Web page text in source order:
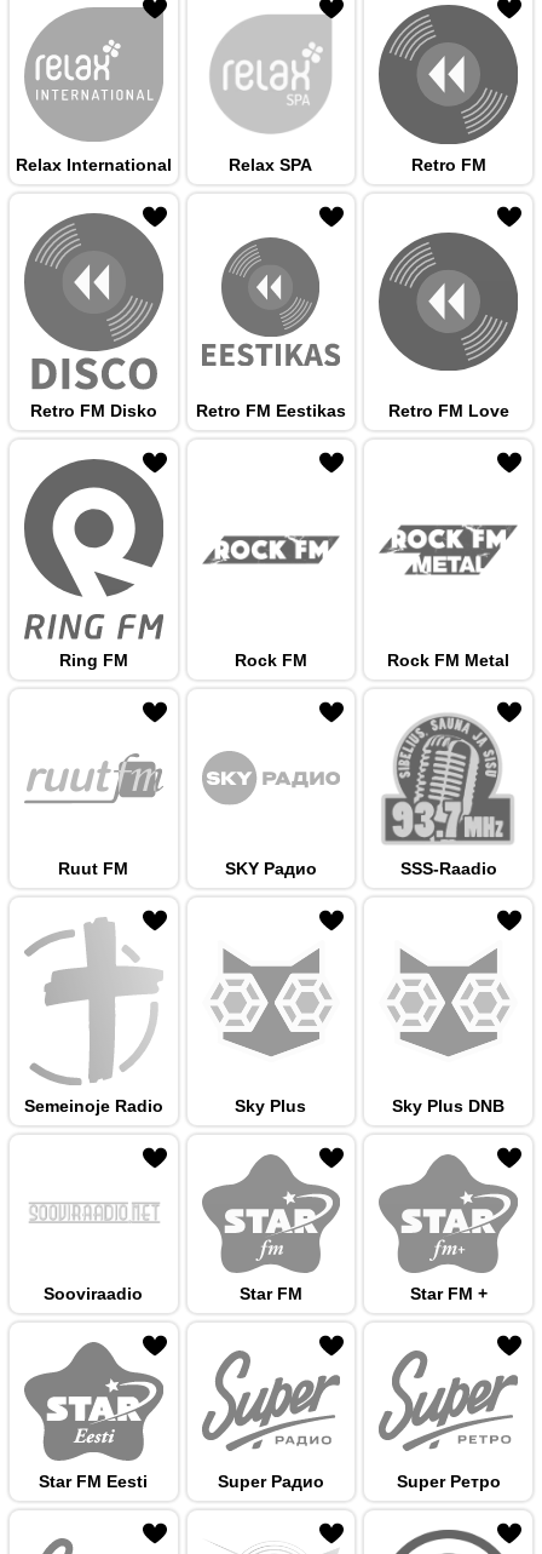
Relax International Relax SPA Retro FM
Retro FM Disko Retro FM Eestikas Retro FM Love
Ring FM Rock FM Rock FM Metal
Ruut FM SKY Радио SSS-Raadio
Semeinoje Radio Sky Plus Sky Plus DNB
Sooviraadio Star FM Star FM +
Star FM Eesti Super Радио Super Ретро